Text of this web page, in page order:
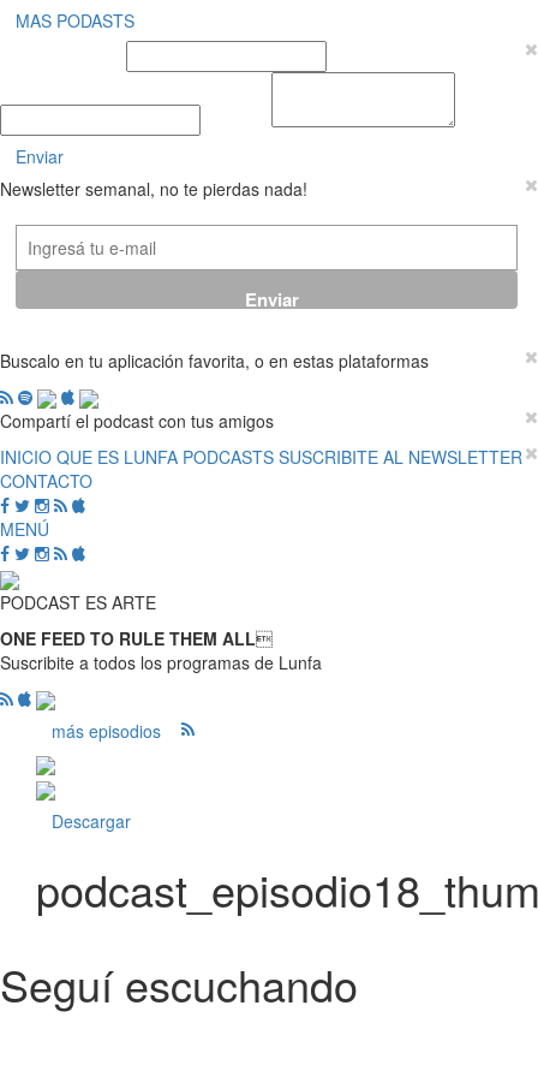
MAS PODASTS
Enviar
Newsletter semanal, no te pierdas nada!
Buscalo en tu aplicación favorita, o en estas plataformas
Compartí el podcast con tus amigos
INICIO QUE ES LUNFA PODCASTS SUSCRIBITE AL NEWSLETTER
CONTACTO
MENÚ
PODCAST ES ARTE
ONE FEED TO RULE THEM ALL
Suscribite a todos los programas de Lunfa
más episodios
Descargar
Seguí escuchando